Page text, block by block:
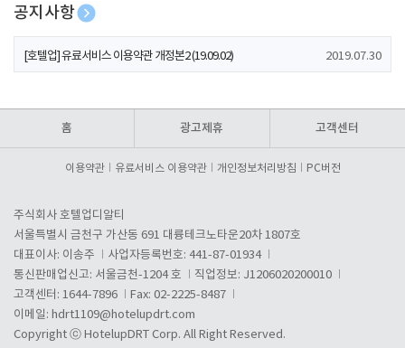
공지사항
[호텔업] 개인정보 처리방침 개정본1 (19.09.02)
[호텔업] 유료서비스 이용약관 개정본2 (19.09.02) 2019.07.30
홈 광고제휴 고객센터
이용약관 유료서비스 이용약관 개인정보처리방침 PC버전
주식회사 호텔업디알티
서울특별시 금천구 가산동 691 대륭테크노타운20차 1807호
대표이사: 이송주
사업자등록번호: 441-87-01934
통신판매업신고: 서울금천-1204 호
직업정보: J1206020200010
고객센터: 1644-7896
Fax: 02-2225-8487
이메일: hdrt1109@hotelupdrt.com
Copyright ⓒ HotelupDRT Corp. All Right Reserved.